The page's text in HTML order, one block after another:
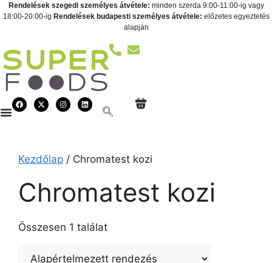
Rendelések szegedi személyes átvétele: minden szerda 9:00-11:00-ig vagy
18:00-20:00-ig Rendelések budapesti személyes átvétele: előzetes egyeztetés
alapján
Kezdőlap / Chromatest kozi
Chromatest kozi
Összesen 1 találat